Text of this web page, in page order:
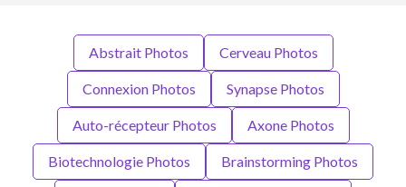
Abstrait Photos Cerveau Photos
Connexion Photos Synapse Photos
Auto-récepteur Photos Axone Photos
Biotechnologie Photos Brainstorming Photos